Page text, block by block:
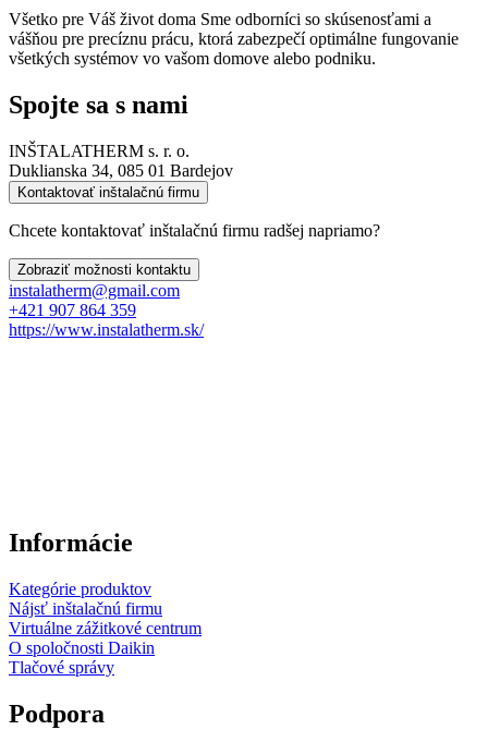
Všetko pre Váš život doma Sme odborníci so skúsenosťami a
vášňou pre precíznu prácu, ktorá zabezpečí optimálne fungovanie
všetkých systémov vo vašom domove alebo podniku.
Spojte sa s nami
INŠTALATHERM s. r. o.
Duklianska 34, 085 01 Bardejov
Kontaktovať inštalačnú firmu
Chcete kontaktovať inštalačnú firmu radšej napriamo?
Zobraziť možnosti kontaktu
instalatherm@gmail.com
+421 907 864 359
https://www.instalatherm.sk/
Informácie
Kategórie produktov
Nájsť inštalačnú firmu
Virtuálne zážitkové centrum
O spoločnosti Daikin
Tlačové správy
Podpora